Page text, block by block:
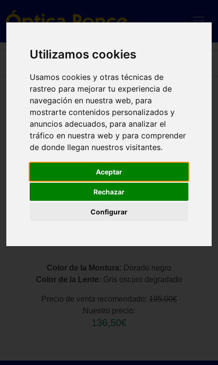
Utilizamos cookies
Usamos cookies y otras técnicas de
rastreo para mejorar tu experiencia de
navegación en nuestra web, para
mostrarte contenidos personalizados y
anuncios adecuados, para analizar el
tráfico en nuestra web y para comprender
de donde llegan nuestros visitantes.
Aceptar
Rechazar
Configurar
CARRERA 304/S W97 (9O) 59
Color de la Montura: Dorado negro
Color de la Lente: Gris oscuro degradado
Precio de venta recomendado: 195,00€
Nuestro precio:
136,50€